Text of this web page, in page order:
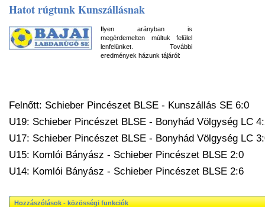
Hatot rúgtunk Kunszállásnak
Ilyen arányban is
megérdemelten múltuk felülel
lenfelünket. További
eredmények házunk tájáról:
Felnőtt: Schieber Pincészet BLSE - Kunszállás SE 6:0
U19: Schieber Pincészet BLSE - Bonyhád Völgység LC
U17: Schieber Pincészet BLSE - Bonyhád Völgység LC
U15: Komlói Bányász - Schieber Pincészet BLSE 2:0
U14: Komlói Bányász - Schieber Pincészet BLSE 2:6
Hozzászólások - közösségi funkciók